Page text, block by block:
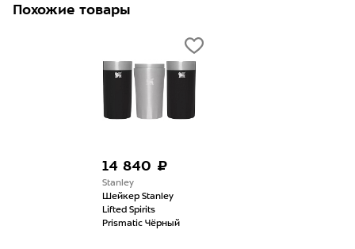
Похожие товары
14 840 ₽
Stanley
Шейкер Stanley
Lifted Spirits
Prismatic Чёрный